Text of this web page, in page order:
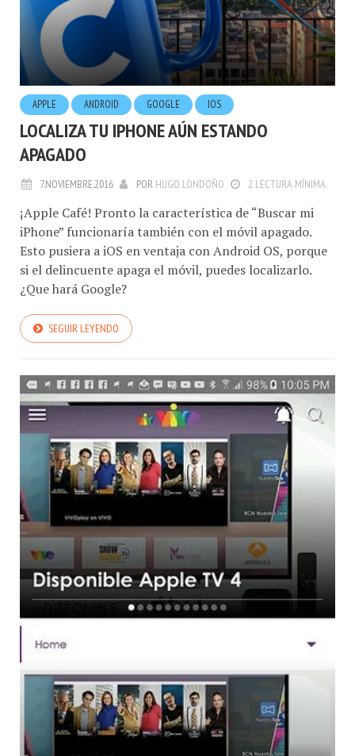
APPLE ANDROID GOOGLE IOS
LOCALIZA TU IPHONE AÚN ESTANDO
APAGADO
7.NOVIEMBRE.2016 POR HUGO LONDOÑO 2 LECTURA MÍNIMA
¡Apple Café! Pronto la característica de “Buscar mi
iPhone” funcionaría también con el móvil apagado.
Esto pusiera a iOS en ventaja con Android OS, porque
si el delincuente apaga el móvil, puedes localizarlo.
¿Que hará Google?
SEGUIR LEYENDO